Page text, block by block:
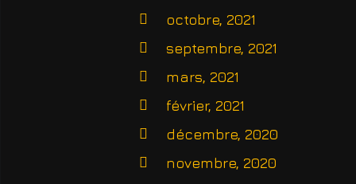
Rapport d'activité 2020-2021
octobre, 2021
septembre, 2021
mars, 2021
février, 2021
décembre, 2020
novembre, 2020